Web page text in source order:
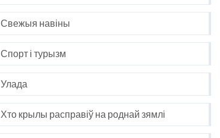
Свежыя навіны
Спорт і турызм
Улада
Хто крылы расправіў на роднай зямлі